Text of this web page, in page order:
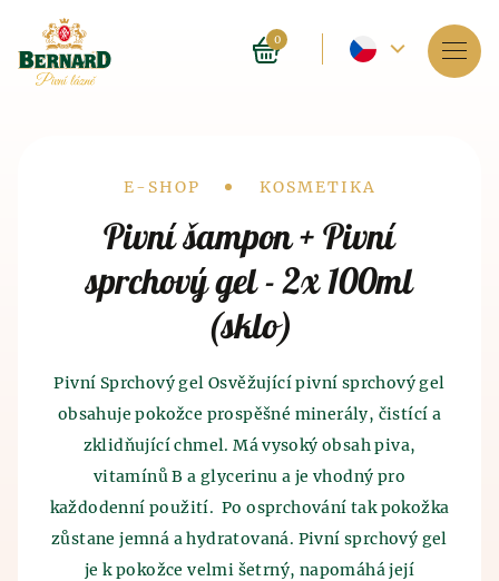
Aktuální
Český
0
O lázních
Rezervace
Ceník
E-shop
BLOG
FAQ
Kontakt
Drobečková
navigace
E-SHOP KOSMETIKA
Pivní šampon + Pivní
sprchový gel - 2x 100ml
(sklo)
Pivní Sprchový gel Osvěžující pivní sprchový gel
obsahuje pokožce prospěšné minerály, čistící a
zklidňující chmel. Má vysoký obsah piva,
vitamínů B a glycerinu a je vhodný pro
každodenní použití. Po osprchování tak pokožka
zůstane jemná a hydratovaná. Pivní sprchový gel
je k pokožce velmi šetrný, napomáhá její
Historie pivních lázní
Lázně jako takové byly provozovány před 4 tisíci
na lidský organismus znali i staří Číňané a
Egypťané. Historie výroby piva sahá až do 7.
tisíciletí před n.l., kdy pivo, zřejmě omylem,
objevili staří Sumerové. Vypěstované obilí špatně
Historie výroby pivaa sladu
Historie výroby piva sahá do 7. tisíciletí před naším
letopočtem, kdy pivo, tak trochu omylem, objevili
ve špatném skladování obilí, které pěstovali. Obilí
bylo skladováno v hliněných nádobách, do kterých
natekla voda a tím byl objeven princip kvašení.